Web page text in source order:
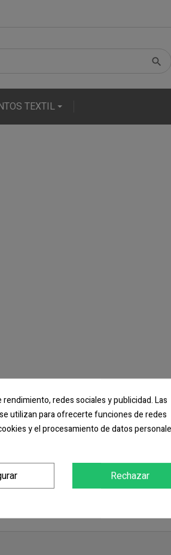
TEXTIL
redes sociales y publicidad. Las
utilizan para ofrecerte funciones de redes
y el procesamiento de datos
Rechazar